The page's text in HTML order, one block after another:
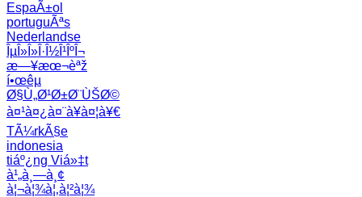
EspaÃ±ol
portuguÃªs
Nederlandse
ÎµÎ»Î»Î·Î½Î¹ÎºÎ¬
æ—¥æœ¬èªž
í•œêµ­
Ø§Ù„Ø¹Ø±Ø¨ÙŠØ©
à¤¹à¤¿à¤¨à¥à¤¦à¥€
TÃ¼rkÃ§e
indonesia
tiáº¿ng Viá»‡t
à¹„à¸—à¸¢
à¦¬à¦¾à¦‚à¦²à¦¾